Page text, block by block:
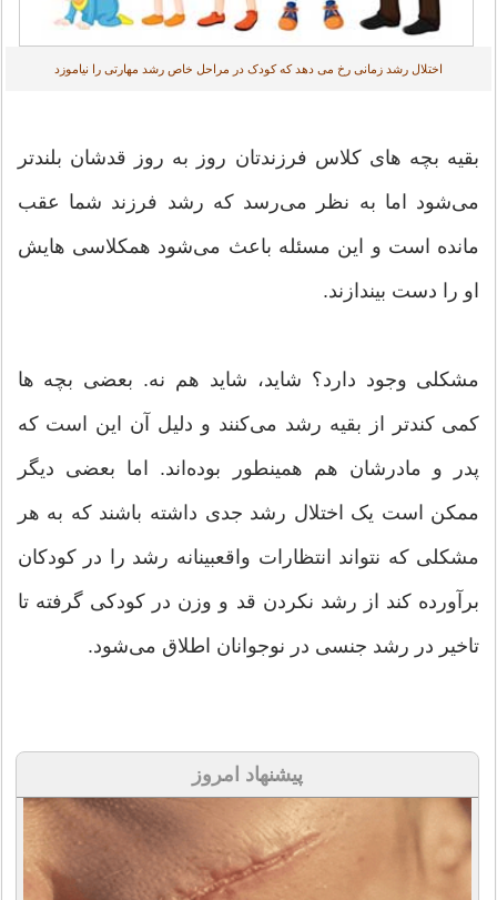
اختلال رشد زمانی رخ می دهد که کودک در مراحل خاص رشد مهارتی را نیاموزد
بقیه بچه‌ های کلاس فرزندتان روز به‌ روز قدشان بلندتر
می‌شود اما به ‌نظر می‌رسد که رشد فرزند شما عقب
مانده است و این مسئله باعث می‌شود همکلاسی ‌هایش
او را دست بیندازند.
مشکلی وجود دارد؟ شاید، شاید هم نه. بعضی بچه ‌ها
کمی کندتر از بقیه رشد می‌کنند و دلیل آن این است که
پدر و مادرشان هم همینطور بوده‌اند. اما بعضی دیگر
ممکن است یک اختلال رشد جدی داشته باشند که به هر
مشکلی که نتواند انتظارات واقعبینانه رشد را در کودکان
برآورده کند از رشد نکردن قد و وزن در کودکی گرفته تا
تاخیر در رشد جنسی در نوجوانان اطلاق می‌شود.
پیشنهاد امروز